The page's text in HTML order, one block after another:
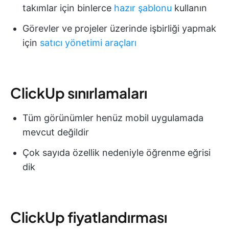
takımlar için binlerce hazır şablonu kullanın
Görevler ve projeler üzerinde işbirliği yapmak
için satıcı yönetimi araçları
ClickUp sınırlamaları
Tüm görünümler henüz mobil uygulamada
mevcut değildir
Çok sayıda özellik nedeniyle öğrenme eğrisi
dik
ClickUp fiyatlandırması